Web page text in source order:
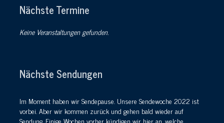
Nächste Termine
Keine Veranstaltungen gefunden.
Nächste Sendungen
Im Moment haben wir Sendepause. Unsere Sendewoche 2022 ist
vorbei. Aber wir kommen zurück und gehen bald wieder auf
Sendung. Einige Wochen vorher kündigen wir hier an, welche